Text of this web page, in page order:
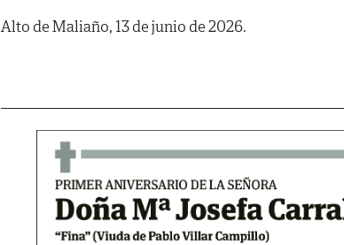
Alto de Maliaño, 13 de junio de 2026.